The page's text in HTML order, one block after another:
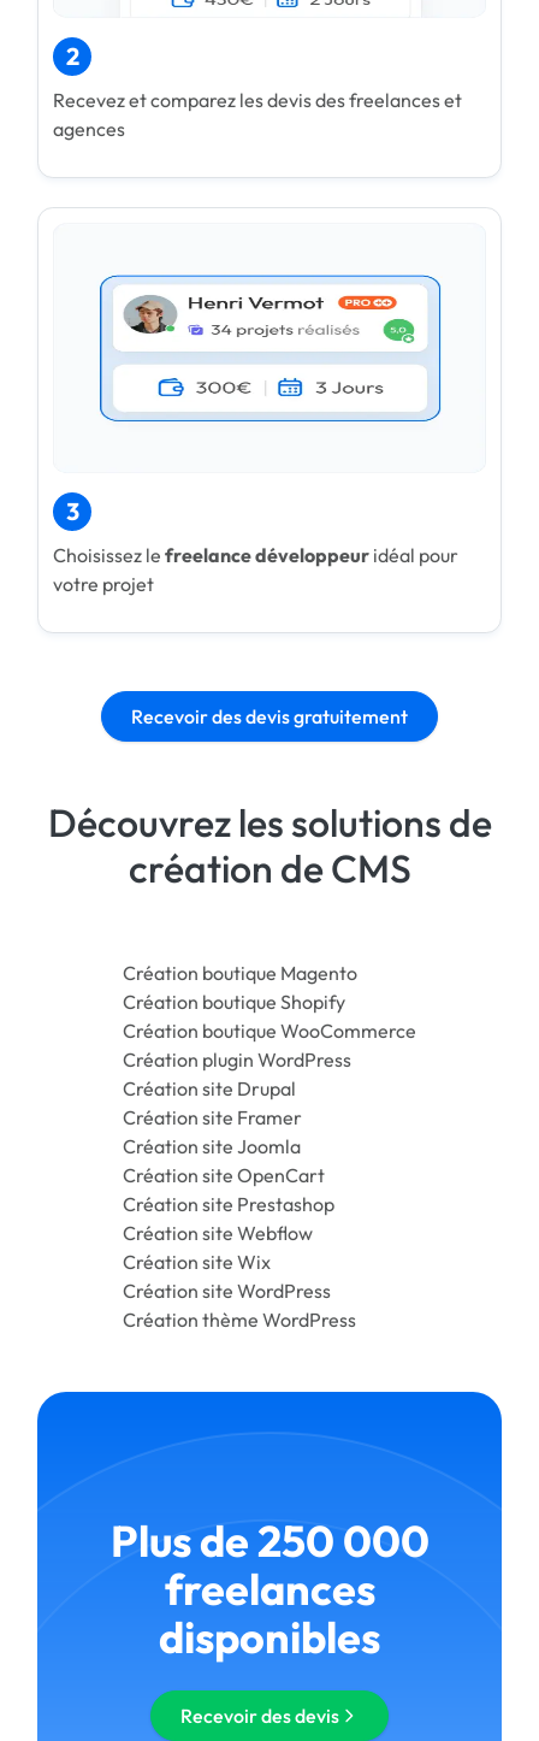
2
Recevez et comparez les devis des freelances et
agences
3
Choisissez le freelance développeur idéal pour
votre projet
Recevoir des devis gratuitement
Découvrez les solutions de
création de CMS
Création boutique Magento
Création boutique Shopify
Création boutique WooCommerce
Création plugin WordPress
Création site Drupal
Création site Framer
Création site Joomla
Création site OpenCart
Création site Prestashop
Création site Webflow
Création site Wix
Création site WordPress
Création thème WordPress
Plus de 250 000
freelances
disponibles
Recevoir des devis